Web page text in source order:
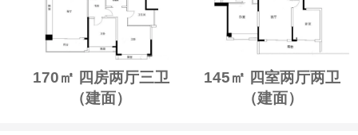
170㎡ 四房两厅三卫
（建面）
145㎡ 四室两厅两卫
（建面）